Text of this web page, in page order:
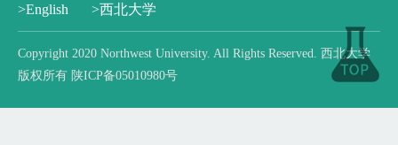
>English >西北大学
Copyright 2020 Northwest University. All Rights Reserved. 西北大学
版权所有 陕ICP备05010980号